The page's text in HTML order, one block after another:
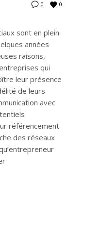
0 0
sont en plein
années
raisons,
qui
leur présence
de leurs
avec
référencement
des réseaux